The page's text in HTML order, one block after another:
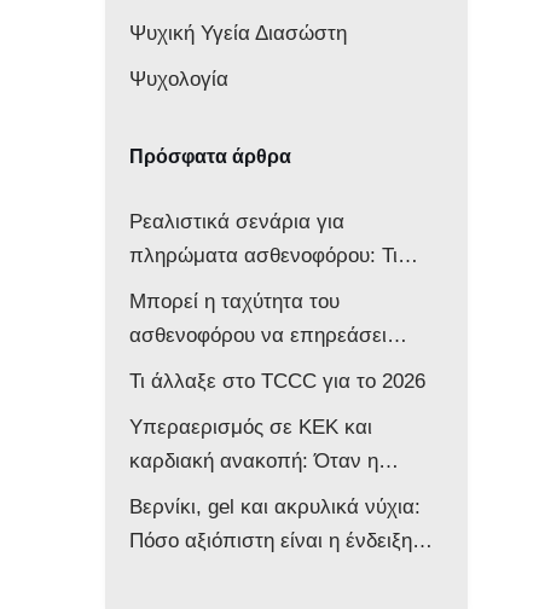
Ψυχική Υγεία Διασώστη
Ψυχολογία
Πρόσφατα άρθρα
Ρεαλιστικά σενάρια για
πληρώματα ασθενοφόρου: Τι
δείχνει νέα μελέτη
Μπορεί η ταχύτητα του
ασθενοφόρου να επηρεάσει
νευρολογικά ένα βρέφος;
Τι άλλαξε στο TCCC για το 2026
Υπεραερισμός σε ΚΕΚ και
καρδιακή ανακοπή: Όταν η
επιθετική αντιμετώπιση βλάπτει
τον ασθενή
Βερνίκι, gel και ακρυλικά νύχια:
Πόσο αξιόπιστη είναι η ένδειξη